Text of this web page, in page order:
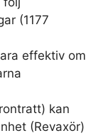
(1177
effektiv om
kan
(Revaxör)